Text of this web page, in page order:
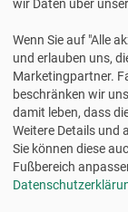
Alle Texte,
geschützt und
© 2026
Zweckform
wir Daten über
Wenn Sie auf "Alle
und erlauben uns,
Marketingpartner.
beschränken wir
damit leben, dass
Weitere Details und
Sie können diese
Fußbereich